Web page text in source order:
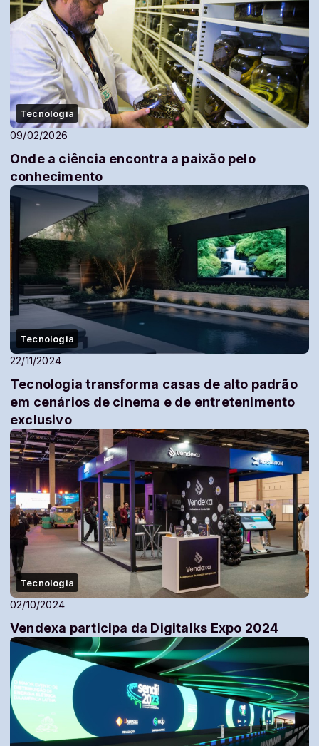
Tecnologia
09/02/2026
Onde a ciência encontra a paixão pelo
conhecimento
Tecnologia
22/11/2024
Tecnologia transforma casas de alto padrão
em cenários de cinema e de entretenimento
exclusivo
Tecnologia
02/10/2024
Vendexa participa da Digitalks Expo 2024